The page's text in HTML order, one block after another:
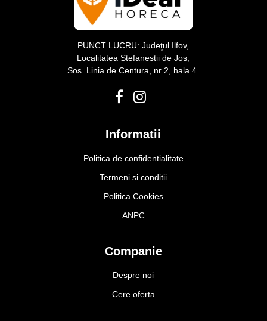
PUNCT LUCRU: Judeţul Ilfov,
Localitatea Stefanestii de Jos,
Sos. Linia de Centura, nr 2, hala 4.
Informatii
Politica de confidentialitate
Termeni si conditii
Politica Cookies
ANPC
Companie
Despre noi
Cere oferta